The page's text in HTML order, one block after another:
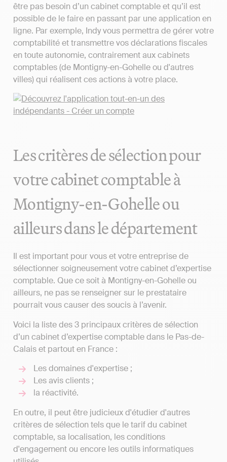
être pas besoin d’un cabinet comptable et qu’il est
possible de le faire en passant par une application en
ligne. Par exemple, Indy vous permettra de gérer votre
comptabilité et transmettre vos déclarations fiscales
en toute autonomie, contrairement aux cabinets
comptables (de Montigny-en-Gohelle ou d'autres
villes) qui réalisent ces actions à votre place.
Les critères de sélection pour
votre cabinet comptable à
Montigny-en-Gohelle ou
ailleurs dans le département
Il est important pour vous et votre entreprise de
sélectionner soigneusement votre cabinet d’expertise
comptable. Que ce soit à Montigny-en-Gohelle ou
ailleurs, ne pas se renseigner sur le prestataire
pourrait vous causer des soucis à l’avenir.
Voici la liste des 3 principaux critères de sélection
d’un cabinet d’expertise comptable dans le Pas-de-
Calais et partout en France :
Les domaines d'expertise ;
Les avis clients ;
la réactivité.
En outre, il peut être judicieux d'étudier d'autres
critères de sélection tels que le tarif du cabinet
comptable, sa localisation, les conditions
d'engagement ou encore les outils informatiques